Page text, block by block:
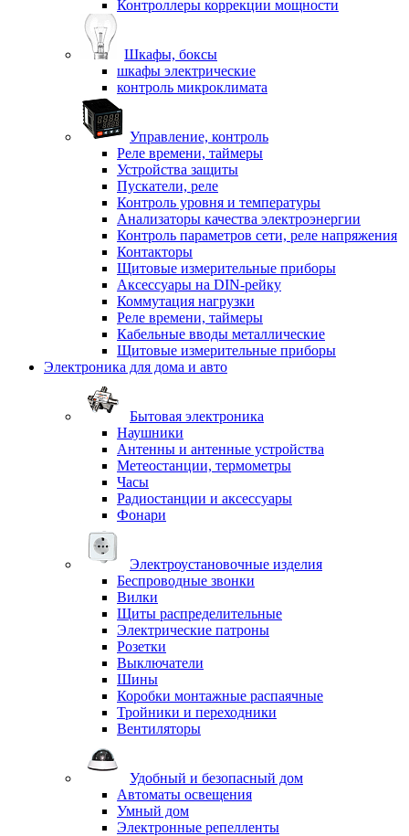
Контроллеры коррекции мощности
Шкафы, боксы
шкафы электрические
контроль микроклимата
Управление, контроль
Реле времени, таймеры
Устройства защиты
Пускатели, реле
Контроль уровня и температуры
Анализаторы качества электроэнергии
Контроль параметров сети, реле напряжения
Контакторы
Щитовые измерительные приборы
Аксессуары на DIN-рейку
Коммутация нагрузки
Реле времени, таймеры
Кабельные вводы металлические
Щитовые измерительные приборы
Электроника для дома и авто
Бытовая электроника
Наушники
Антенны и антенные устройства
Метеостанции, термометры
Часы
Радиостанции и аксессуары
Фонари
Электроустановочные изделия
Беспроводные звонки
Вилки
Щиты распределительные
Электрические патроны
Розетки
Выключатели
Шины
Коробки монтажные распаячные
Тройники и переходники
Вентиляторы
Удобный и безопасный дом
Автоматы освещения
Умный дом
Электронные репелленты